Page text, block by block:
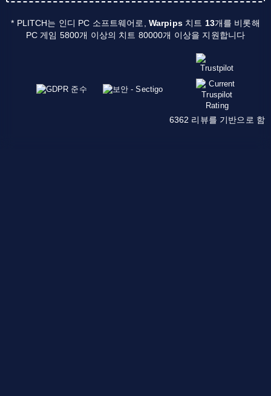
* PLITCH는 인디 PC 소프트웨어로, Warpips치트 13개를 비롯해
PC 게임 5800개 이상의 치트 80000개 이상을 지원합니다
6362 리뷰를 기반으로 함